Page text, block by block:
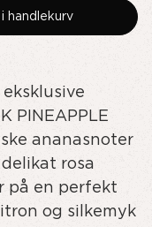
handlekurv
PINEAPPLE
ananasnoter
rosa
på en perfekt
og silkemyk